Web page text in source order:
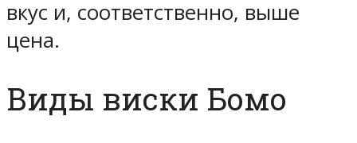
вкус и, соответственно, выше
цена.
Виды виски Бомо